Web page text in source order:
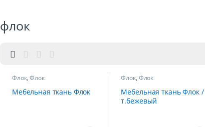
флок
Флок,Флок
Мебельная ткань Флок
Флок, Флок
Мебельная ткань Флок /
т.бежевый